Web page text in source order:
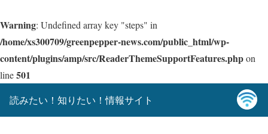
Warning: Undefined array key "steps" in
/home/xs300709/greenpepper-news.com/public_html/wp-
content/plugins/amp/src/ReaderThemeSupportFeatures.phpon
line501
読みたい！知りたい！情報サイト